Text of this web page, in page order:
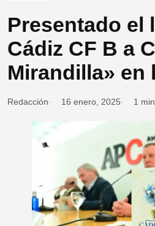
Presentado el
Cádiz CF B a
Mirandilla» en
Redacción 16 enero, 2025 1